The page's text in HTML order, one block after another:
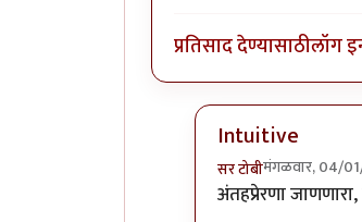
प्रतिसाद देण्यासाठीलॉग
Intuitive
सर टोबीमंगळवार, 04/
In reply toगेले ते
अंतहप्रेरणा